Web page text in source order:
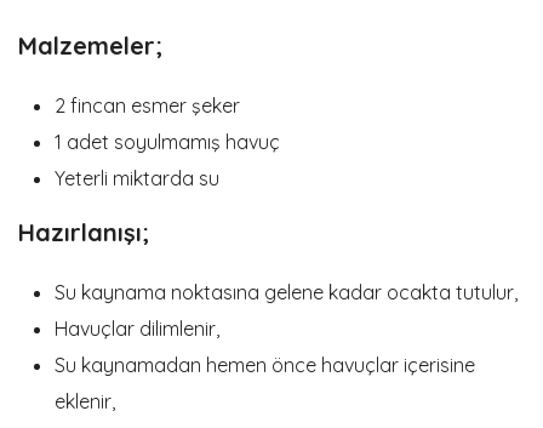
Malzemeler;
2 fincan esmer şeker
1 adet soyulmamış havuç
Yeterli miktarda su
Hazırlanışı;
Su kaynama noktasına gelene kadar ocakta tutulur,
Havuçlar dilimlenir,
Su kaynamadan hemen önce havuçlar içerisine
eklenir,